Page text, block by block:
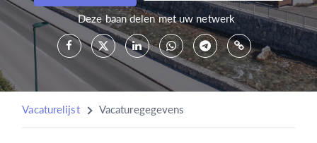
Deze baan delen met uw netwerk
Vacaturelijst Vacaturegegevens